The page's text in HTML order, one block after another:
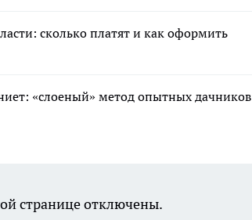
сколько платят и как оформить
«слоеный» метод опытных дачников
странице отключены.